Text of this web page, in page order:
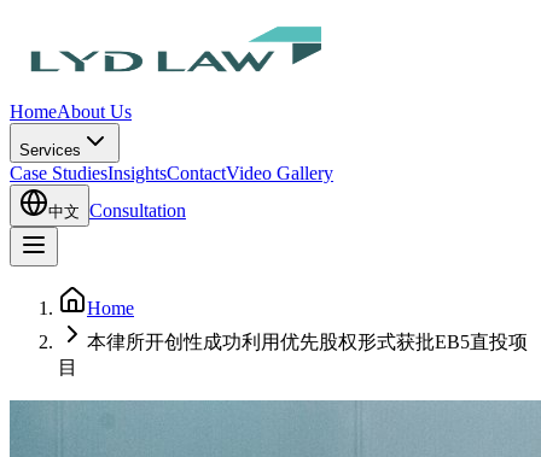
HomeAbout Us
Services
Case StudiesInsightsContactVideo Gallery
中文 Consultation
Home
本律所开创性成功利用优先股权形式获批EB5直投项
目